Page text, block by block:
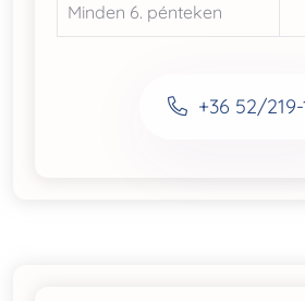
Minden 6. pénteken
+36 52/219-